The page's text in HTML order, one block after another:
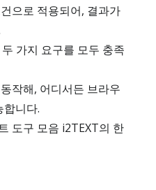
으로 적용되어, 결과가
가지 요구를 모두 충족
작해, 어디서든 브라우
니다.
도구 모음 i2TEXT의 한